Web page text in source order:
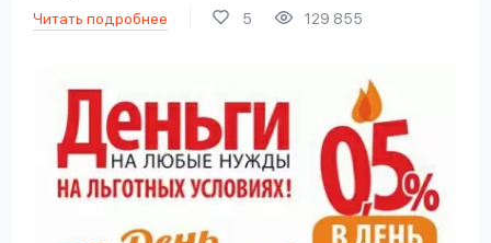
Читать подробнее 5 129 855